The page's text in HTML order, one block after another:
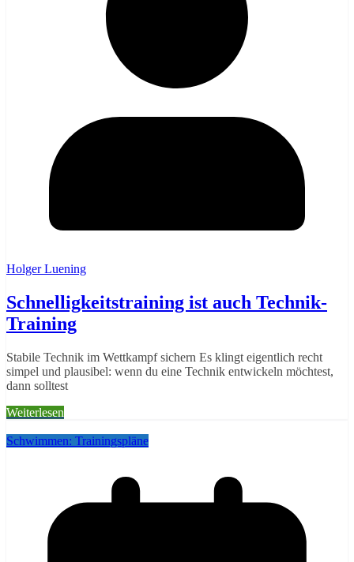
Holger Luening
Schnelligkeitstraining ist auch Technik-
Training
Stabile Technik im Wettkampf sichern Es klingt eigentlich recht
simpel und plausibel: wenn du eine Technik entwickeln möchtest,
dann solltest
Weiterlesen
Schwimmen: Trainingspläne